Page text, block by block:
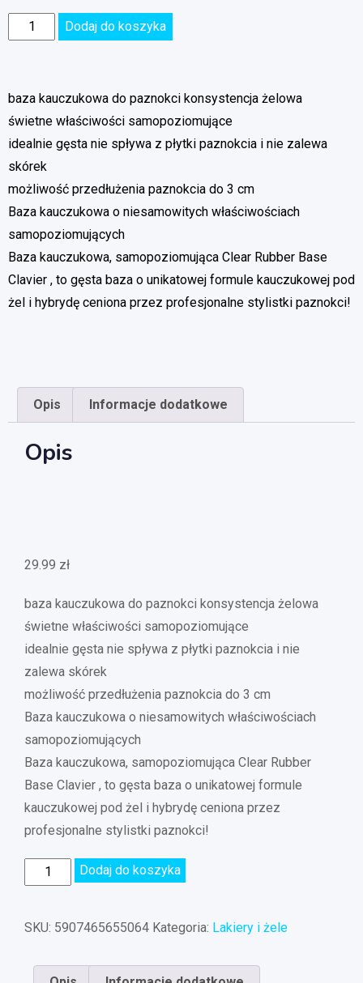
Dodaj do koszyka
baza kauczukowa do paznokci konsystencja żelowa
świetne właściwości samopoziomujące
idealnie gęsta nie spływa z płytki paznokcia i nie zalewa
skórek
możliwość przedłużenia paznokcia do 3 cm
Baza kauczukowa o niesamowitych właściwościach
samopoziomujących
Baza kauczukowa, samopoziomująca Clear Rubber Base
Clavier , to gęsta baza o unikatowej formule kauczukowej pod
żel i hybrydę ceniona przez profesjonalne stylistki paznokci!
Opis Informacje dodatkowe
Opis
29.99 zł
baza kauczukowa do paznokci konsystencja żelowa
świetne właściwości samopoziomujące
idealnie gęsta nie spływa z płytki paznokcia i nie
zalewa skórek
możliwość przedłużenia paznokcia do 3 cm
Baza kauczukowa o niesamowitych właściwościach
samopoziomujących
Baza kauczukowa, samopoziomująca Clear Rubber
Base Clavier , to gęsta baza o unikatowej formule
kauczukowej pod żel i hybrydę ceniona przez
profesjonalne stylistki paznokci!
Dodaj do koszyka
SKU: 5907465655064 Kategoria: Lakiery i żele